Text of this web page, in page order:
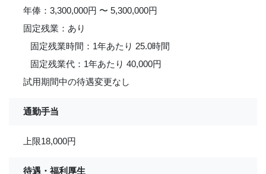
年俸：3,300,000円 〜 5,300,000円
固定残業：あり
固定残業時間：1年あたり 25.0時間
固定残業代：1年あたり 40,000円
試用期間中の待遇変更なし
通勤手当
上限18,000円
待遇・福利厚生